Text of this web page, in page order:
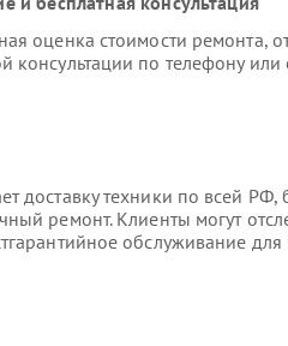
оценка стоимости ремонта,
консультации по телефону или
доставку техники по всей РФ,
ремонт. Клиенты могут
обслуживание